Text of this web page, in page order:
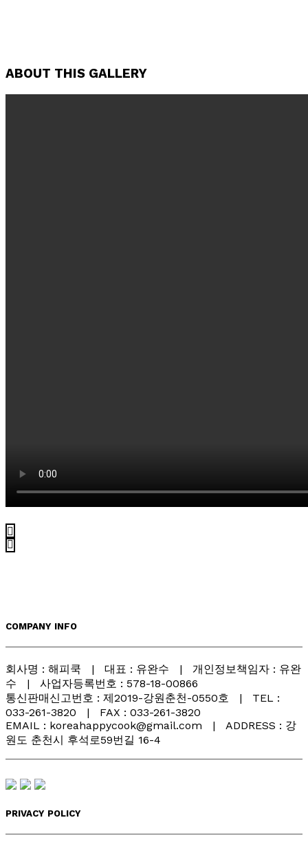
ABOUT THIS GALLERY
COMPANY INFO
회사명 : 해피쿡 | 대표 : 유완수 | 개인정보책임자 : 유완
수 | 사업자등록번호 : 578-18-00866
통신판매신고번호 : 제2019-강원춘천-0550호 | TEL :
033-261-3820 | FAX : 033-261-3820
EMAIL : koreahappycook@gmail.com | ADDRESS : 강
원도 춘천시 후석로59번길 16-4
PRIVACY POLICY